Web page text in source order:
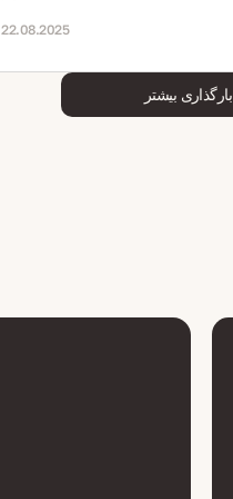
22.08.2025
بارگذاری بیشتر